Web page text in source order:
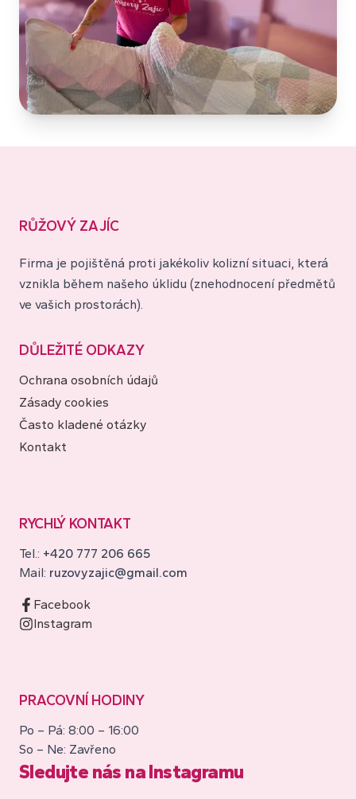
RŮŽOVÝ ZAJÍC
Firma je pojištěná proti jakékoliv kolizní situaci, která
vznikla během našeho úklidu (znehodnocení předmětů
ve vašich prostorách).
DŮLEŽITÉ ODKAZY
Ochrana osobních údajů
Zásady cookies
Často kladené otázky
Kontakt
RYCHLÝ KONTAKT
Tel.: +420 777 206 665
Mail: ruzovyzajic@gmail.com
Facebook
Instagram
PRACOVNÍ HODINY
Po – Pá: 8:00 – 16:00
So – Ne: Zavřeno
Sledujte nás na Instagramu